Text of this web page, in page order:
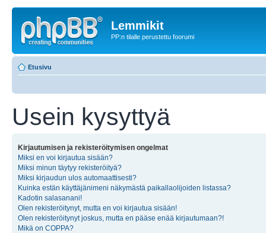
Lemmikit
PP:n tilalle perustettu foorumi
Etusivu
Usein kysyttyä
Kirjautumisen ja rekisteröitymisen ongelmat
Miksi en voi kirjautua sisään?
Miksi minun täytyy rekisteröityä?
Miksi kirjaudun ulos automaattisesti?
Kuinka estän käyttäjänimeni näkymästä paikallaolijoiden listassa?
Kadotin salasanani!
Olen rekisteröitynyt, mutta en voi kirjautua sisään!
Olen rekisteröitynyt joskus, mutta en pääse enää kirjautumaan?!
Mikä on COPPA?